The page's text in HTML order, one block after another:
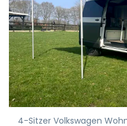
4-Sitzer Volkswagen